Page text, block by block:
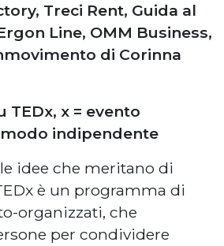
Treci Rent, Guida al
Line, OMM Business,
di Corinna
TEDx, x = evento
indipendente
idee che meritano di
è un programma di
organizzati, che
per condividere